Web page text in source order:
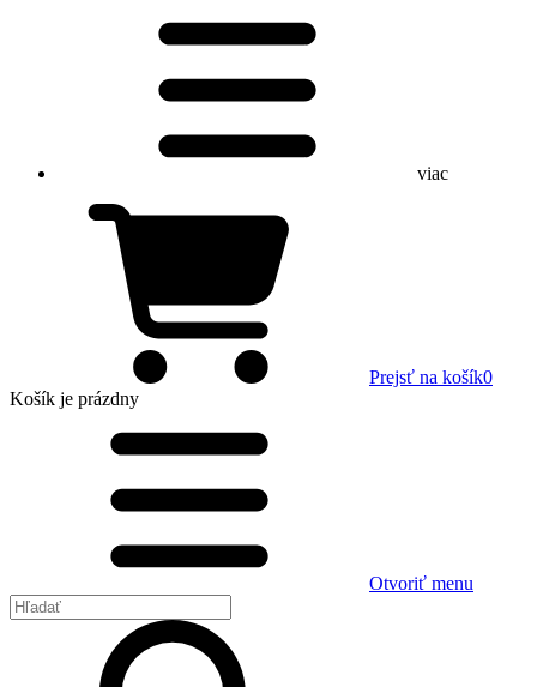
viac
Prejsť na košík0
Košík je prázdny
Otvoriť menu